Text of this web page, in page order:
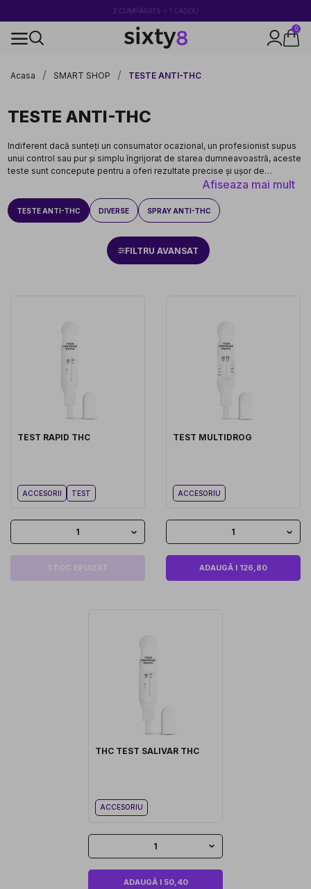
2 CUMPĂRATE = 1 CADOU
0
Acasa
SMART SHOP TESTE ANTI-THC
TESTE ANTI-THC
Indiferent dacă sunteți un consumator ocazional, un profesionist supus
unui control sau pur și simplu îngrijorat de starea dumneavoastră, aceste
teste sunt concepute pentru a oferi rezultate precise și ușor de
Afiseaza mai mult
TESTE ANTI-THC DIVERSE SPRAY ANTI-THC
FILTRU AVANSAT
TEST RAPID THC
ACCESORII TEST
1
STOC EPUIZAT
TEST MULTIDROG
ACCESORIU
1
ADAUGĂ I 126,80
THC TEST SALIVAR THC
ACCESORIU
1
ADAUGĂ I 50,40